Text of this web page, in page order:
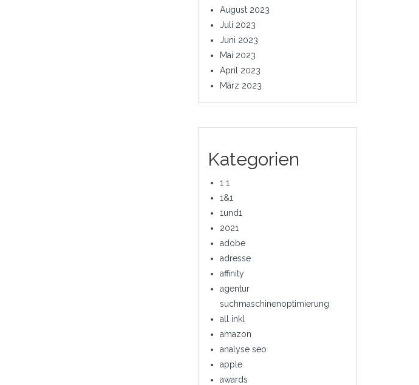
August 2023
Juli 2023
Juni 2023
Mai 2023
April 2023
März 2023
Kategorien
1 1
1&1
1und1
2021
adobe
adresse
affinity
agentur
suchmaschinenoptimierung
all inkl
amazon
analyse seo
apple
awards